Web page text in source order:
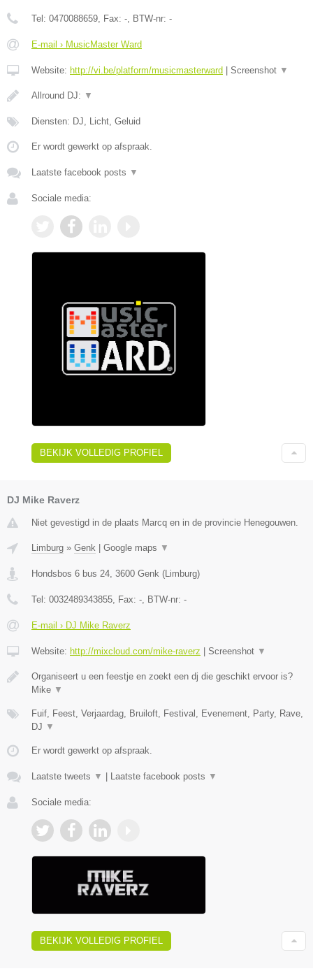
Tel: 0470088659 , Fax: - , BTW-nr: -
E-mail › MusicMaster Ward
Website: http://vi.be/platform/musicmasterward | Screenshot ▼
Allround DJ: ▼
Diensten: DJ, Licht, Geluid
Er wordt gewerkt op afspraak.
Laatste facebook posts ▼
Sociale media:
BEKIJK VOLLEDIG PROFIEL
DJ Mike Raverz
Niet gevestigd in de plaats Marcq en in de provincie Henegouwen.
Limburg » Genk | Google maps ▼
Hondsbos 6 bus 24 3600 Genk (Limburg)
Tel: 0032489343855 , Fax: - , BTW-nr: -
E-mail › DJ Mike Raverz
Website: http://mixcloud.com/mike-raverz | Screenshot ▼
Organiseert u een feestje en zoekt een dj die geschikt ervoor is?
Mike ▼
Fuif, Feest, Verjaardag, Bruiloft, Festival, Evenement, Party, Rave,
DJ ▼
Er wordt gewerkt op afspraak.
Laatste tweets ▼ | Laatste facebook posts ▼
Sociale media:
BEKIJK VOLLEDIG PROFIEL